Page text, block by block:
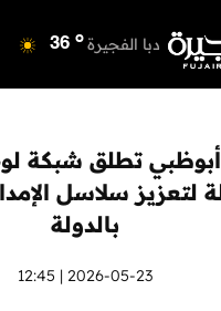
دبا الفجيرة 36 o
أم القيوين 40 o
راس الخيمة 39 o
الفجيرة 35 o
تطلق شبكة
لتعزيز سلاسل
بالدولة
2026-05-23 | 12:45